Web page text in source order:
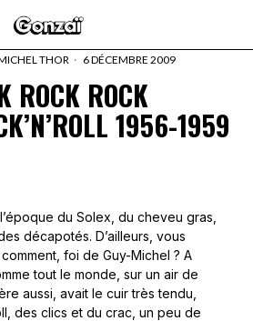
THOR 6 DÉCEMBRE 2009
ROCK ROCK
1956-1959
l’époque du Solex, du cheveu gras,
décapotés. D’ailleurs, vous
foi de Guy-Michel ? A
tout le monde, sur un air de
aussi, avait le cuir très tendu,
des clics et du crac, un peu de